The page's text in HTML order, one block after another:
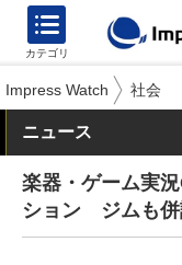
カテゴリ
Impress Watch 社会
ニュース
楽器・ゲーム実
ション ジムも